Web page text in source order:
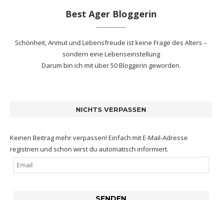
Best Ager Bloggerin
Schönheit, Anmut und Lebensfreude ist keine Frage des Alters –
sondern eine Lebenseinstellung
Darum bin ich mitüber 50 Bloggerin geworden.
NICHTS VERPASSEN
Keinen Beitrag mehr verpassen! Einfach mit E-Mail-Adresse
registrien und schon wirst du automatisch informiert.